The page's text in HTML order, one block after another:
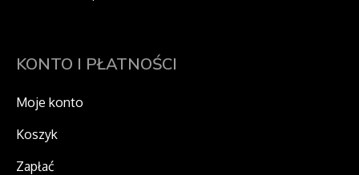
KONTO I PŁATNOŚCI
Moje konto
Koszyk
Zapłać